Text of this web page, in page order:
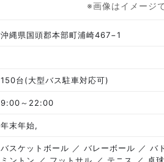
※画像はイメージ
沖縄県国頭郡本部町浦崎467−1
150台(大型バス駐車対応可)
9:00～22:00
年末年始,
バスケットボール バレーボール
バ